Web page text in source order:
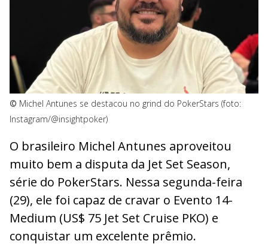
© Michel Antunes se destacou no grind do PokerStars (foto:
Instagram/@insightpoker)
O brasileiro Michel Antunes aproveitou
muito bem a disputa da Jet Set Season,
série do PokerStars. Nessa segunda-feira
(29), ele foi capaz de cravar o Evento 14-
Medium (US$ 75 Jet Set Cruise PKO) e
conquistar um excelente prêmio.